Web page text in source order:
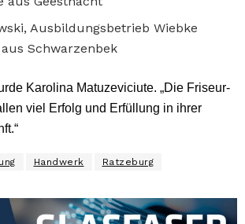
Ausbildungsbetrieb Wiebke
Schwarzenbek
Karolina Matuzeviciute. „Die Friseur-
viel Erfolg und Erfüllung in ihrer
Handwerk Ratzeburg